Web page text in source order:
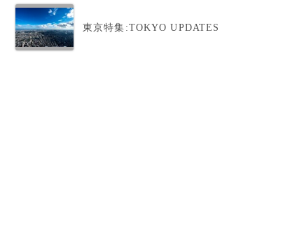
東京特集:TOKYO UPDATES